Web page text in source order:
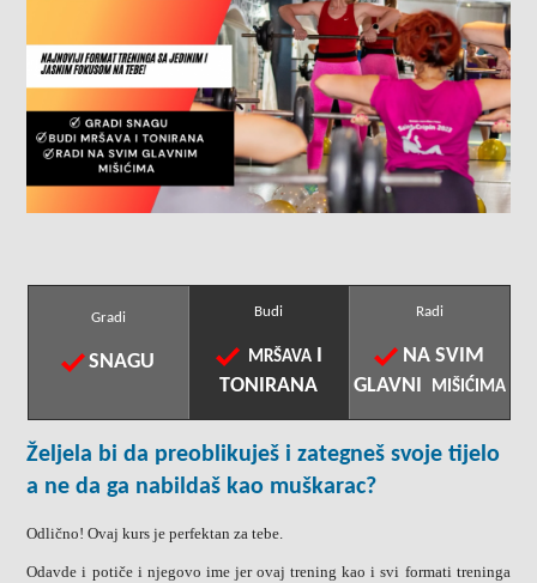
Gradi
SNAGU
Budi
MRŠAVAI
TONIRANA
Radi
NA SVIM
GLAVNI
MIŠIĆIMA
Željela bi da preoblikuješ i zategneš svoje tijelo
a ne da ga nabildaš kao muškarac?
Odlično! Ovaj kurs je perfektan za tebe.
Odavde i potiče i njegovo ime jer ovaj trening kao i svi formati treninga